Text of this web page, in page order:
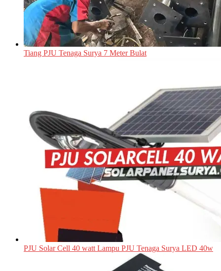
Tiang PJU Tenaga Surya 7 Meter Bulat
PJU Solar Cell 40 watt Lampu PJU Tenaga Surya LED 40w